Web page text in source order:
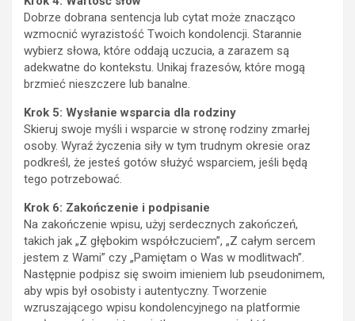
Dobrze dobrana sentencja lub cytat może znacząco
wzmocnić wyrazistość Twoich kondolencji. Starannie
wybierz słowa, które oddają uczucia, a zarazem są
adekwatne do kontekstu. Unikaj frazesów, które mogą
brzmieć nieszczere lub banalne.
Krok 5: Wysłanie wsparcia dla rodziny
Skieruj swoje myśli i wsparcie w stronę rodziny zmarłej
osoby. Wyraź życzenia siły w tym trudnym okresie oraz
podkreśl, że jesteś gotów służyć wsparciem, jeśli będą
tego potrzebować.
Krok 6: Zakończenie i podpisanie
Na zakończenie wpisu, użyj serdecznych zakończeń,
takich jak „Z głębokim współczuciem”, „Z całym sercem
jestem z Wami” czy „Pamiętam o Was w modlitwach”.
Następnie podpisz się swoim imieniem lub pseudonimem,
aby wpis był osobisty i autentyczny. Tworzenie
wzruszającego wpisu kondolencyjnego na platformie